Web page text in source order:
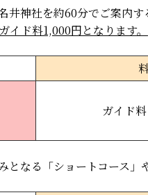
神社を約60分でご案内す
ド料1,000円となります。
ガイド
となる「ショートコース」